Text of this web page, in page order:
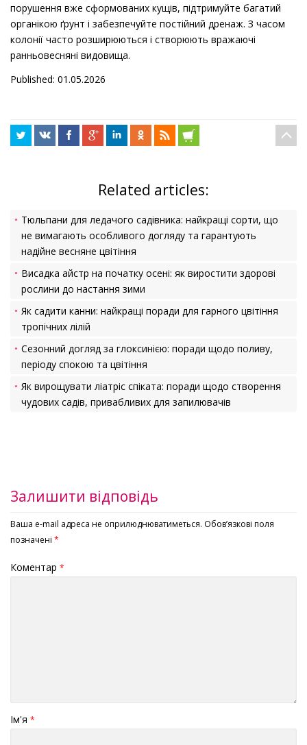
порушення вже сформованих кущів, підтримуйте багатий
органікою ґрунт і забезпечуйте постійний дренаж. З часом
колонії часто розширюються і створюють вражаючі
ранньовесняні видовища.
Published: 01.05.2026
Related articles:
Тюльпани для ледачого садівника: найкращі сорти, що
не вимагають особливого догляду та гарантують
надійне весняне цвітіння
Висадка айстр на початку осені: як виростити здорові
рослини до настання зими
Як садити канни: найкращі поради для гарного цвітіння
тропічних лілій
Сезонний догляд за глоксинією: поради щодо поливу,
періоду спокою та цвітіння
Як вирощувати ліатріс спіката: поради щодо створення
чудових садів, привабливих для запилювачів
Залишити відповідь
Ваша e-mail адреса не оприлюднюватиметься. Обов’язкові поля
позначені *
Коментар *
Ім'я *